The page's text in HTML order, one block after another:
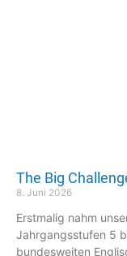
The Big
8. Juni 2026
Erstmalig nahm
Jahrgangsstufen 5
bundesweiten